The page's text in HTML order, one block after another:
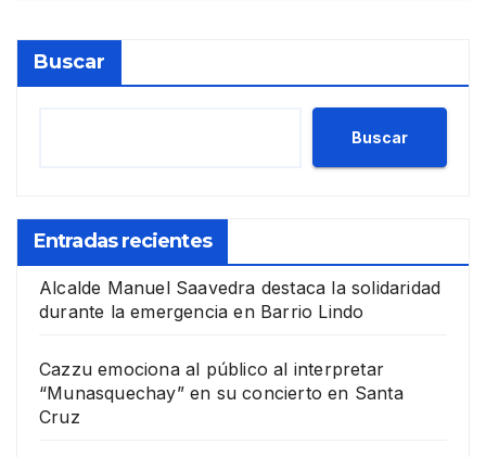
Buscar
Buscar
Entradas recientes
Alcalde Manuel Saavedra destaca la solidaridad
durante la emergencia en Barrio Lindo
Cazzu emociona al público al interpretar
“Munasquechay” en su concierto en Santa
Cruz